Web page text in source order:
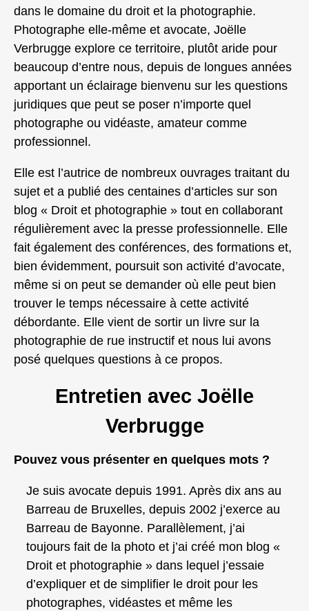
dans le domaine du droit et la photographie.
Photographe elle-même et avocate, Joëlle
Verbrugge explore ce territoire, plutôt aride pour
beaucoup d’entre nous, depuis de longues années
apportant un éclairage bienvenu sur les questions
juridiques que peut se poser n’importe quel
photographe ou vidéaste, amateur comme
professionnel.
Elle est l’autrice de nombreux ouvrages traitant du
sujet et a publié des centaines d’articles sur son
blog « Droit et photographie » tout en collaborant
régulièrement avec la presse professionnelle. Elle
fait également des conférences, des formations et,
bien évidemment, poursuit son activité d’avocate,
même si on peut se demander où elle peut bien
trouver le temps nécessaire à cette activité
débordante. Elle vient de sortir un livre sur la
photographie de rue instructif et nous lui avons
posé quelques questions à ce propos.
Entretien avec Joëlle
Verbrugge
Pouvez vous présenter en quelques mots ?
Je suis avocate depuis 1991. Après dix ans au
Barreau de Bruxelles, depuis 2002 j’exerce au
Barreau de Bayonne. Parallèlement, j’ai
toujours fait de la photo et j’ai créé mon blog «
Droit et photographie » dans lequel j’essaie
d’expliquer et de simplifier le droit pour les
photographes, vidéastes et même les